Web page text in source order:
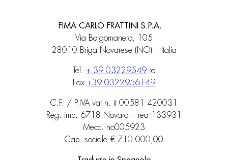
FIMA CARLO FRATTINI S.P.A.
Via Borgomanero, 105
28010 Briga Novarese (NO) – Italia
Tel. + 39 03229549ra
Fax +39 0322956149
C.F. / P.IVA vat n. it 00581 420031
Reg. imp. 6718 Novara – rea 133931
Mecc. no005923
Cap. sociale € 710.000,00